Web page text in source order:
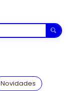
Novidades